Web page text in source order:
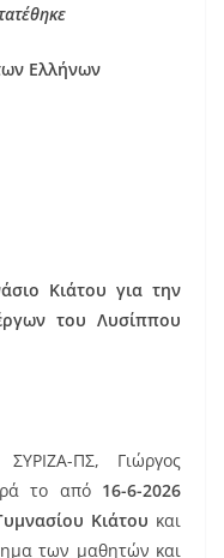
Ελλήνων
Κιάτου για την
του Λυσίππου
ΠΣ, Γιώργος
το από 16-6-2026
Κιάτου και
των μαθητών και